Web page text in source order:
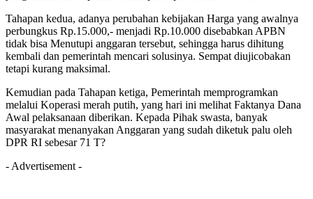
Tahapan kedua, adanya perubahan kebijakan Harga yang awalnya
perbungkus Rp.15.000,- menjadi Rp.10.000 disebabkan APBN
tidak bisa Menutupi anggaran tersebut, sehingga harus dihitung
kembali dan pemerintah mencari solusinya. Sempat diujicobakan
tetapi kurang maksimal.
Kemudian pada Tahapan ketiga, Pemerintah memprogramkan
melalui Koperasi merah putih, yang hari ini melihat Faktanya Dana
Awal pelaksanaan diberikan. Kepada Pihak swasta, banyak
masyarakat menanyakan Anggaran yang sudah diketuk palu oleh
DPR RI sebesar 71 T?
- Advertisement -